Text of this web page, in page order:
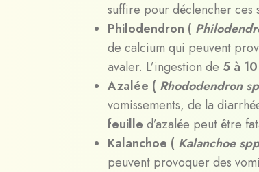
suffire pour déclencher ces
Philodendron (
de calcium qui peuvent
avaler. L’ingestion de 5 à
Azalée ( Rhododendron
vomissements, de la
feuille d’azalée peut être
Kalanchoe ( Kalanchoe
peuvent provoquer des